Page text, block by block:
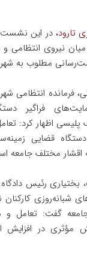
تارود، در اين نشست
نيروی انتظامی
مطلوب به
انتظامی
فراگير
اظهار کرد:
قضايی
اقشار مختلف جامعه
بختياری رئيس
شبانه‌روزی کارکنان
گفت: تعامل
مؤثری در